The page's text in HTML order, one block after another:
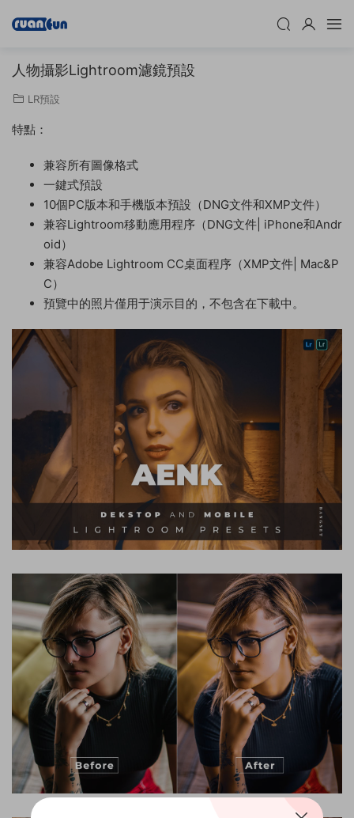
人物攝影Lightroom濾鏡預設
LR預設
特點：
兼容所有圖像格式
一鍵式預設
10個PC版本和手機版本預設（DNG文件和XMP文件）
兼容Lightroom移動應用程序（DNG文件| iPhone和Andr
oid）
兼容Adobe Lightroom CC桌面程序（XMP文件| Mac&P
C）
預覽中的照片僅用于演示目的，不包含在下載中。